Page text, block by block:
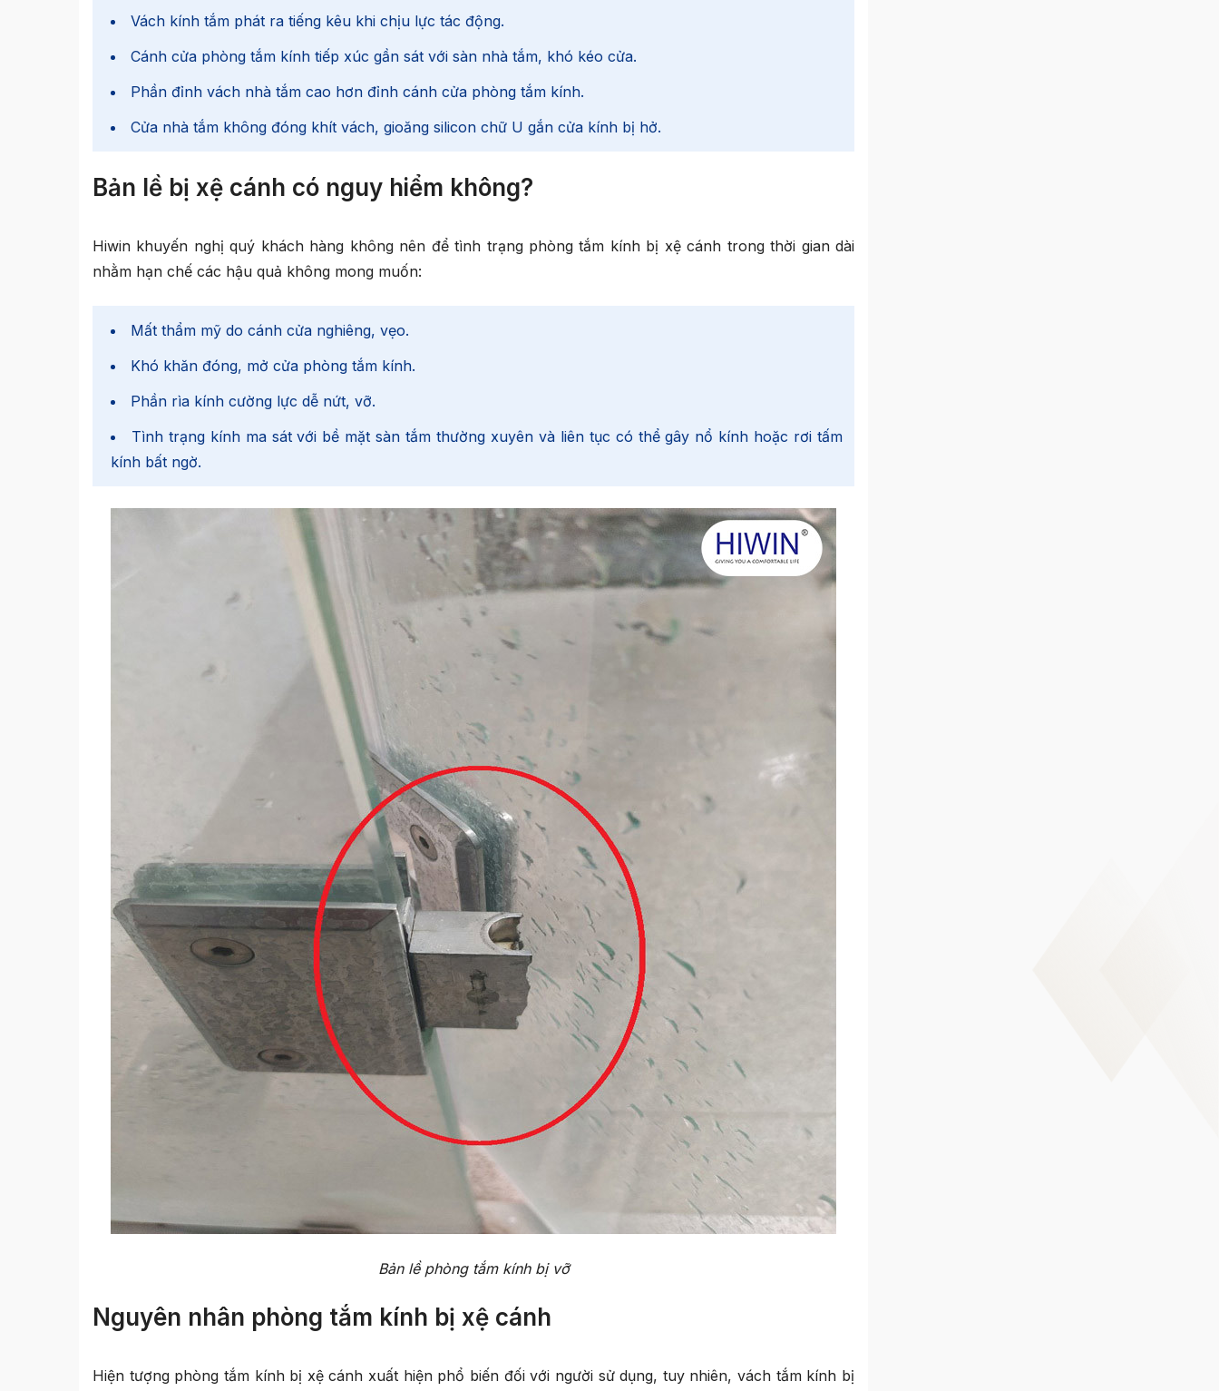
Vách kính tắm phát ra tiếng kêu khi chịu lực tác động.
Cánh cửa phòng tắm kính tiếp xúc gần sát với sàn nhà tắm, khó kéo cửa.
Phần đỉnh vách nhà tắm cao hơn đỉnh cánh cửa phòng tắm kính.
Cửa nhà tắm không đóng khít vách, gioăng silicon chữ U gắn cửa kính bị hở.
Bản lề bị xệ cánh có nguy hiểm không?
Hiwin khuyến nghị quý khách hàng không nên để tình trạng phòng tắm kính bị xệ cánh trong thời gian dài
nhằm hạn chế các hậu quả không mong muốn:
Mất thẩm mỹ do cánh cửa nghiêng, vẹo.
Khó khăn đóng, mở cửa phòng tắm kính.
Phần rìa kính cường lực dễ nứt, vỡ.
Tình trạng kính ma sát với bề mặt sàn tắm thường xuyên và liên tục có thể gây nổ kính hoặc rơi tấm
kính bất ngờ.
Bản lề phòng tắm kính bị vỡ
Nguyên nhân phòng tắm kính bị xệ cánh
Hiện tượng phòng tắm kính bị xệ cánh xuất hiện phổ biến đối với người sử dụng, tuy nhiên, vách tắm kính bị